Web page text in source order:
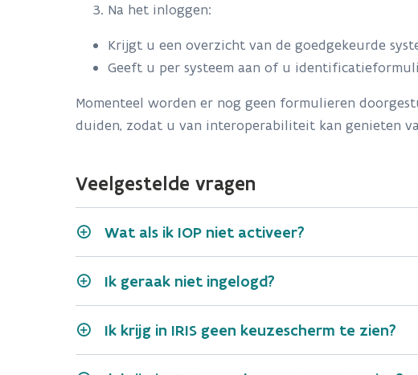
Na het inloggen:
Krijgt u een overzicht van de goedgekeurde
Geeft u per systeem aan of u
Momenteel worden er nog geen formulieren
duiden, zodat u van interoperabiliteit kan genieten
Veelgestelde vragen
Wat als ik IOP niet activeer?
IHM
Ik geraak niet ingelogd?
Ik krijg in IRIS geen keuzescherm te zien?